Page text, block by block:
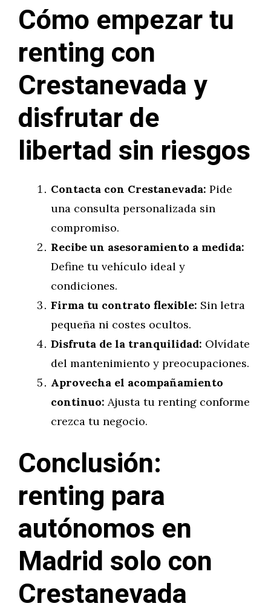
Cómo empezar tu
renting con
Crestanevada y
disfrutar de
libertad sin riesgos
Contacta con Crestanevada: Pide
una consulta personalizada sin
compromiso.
Recibe un asesoramiento a medida:
Define tu vehículo ideal y
condiciones.
Firma tu contrato flexible: Sin letra
pequeña ni costes ocultos.
Disfruta de la tranquilidad: Olvídate
del mantenimiento y preocupaciones.
Aprovecha el acompañamiento
continuo: Ajusta tu renting conforme
crezca tu negocio.
Conclusión:
renting para
autónomos en
Madrid solo con
Crestanevada